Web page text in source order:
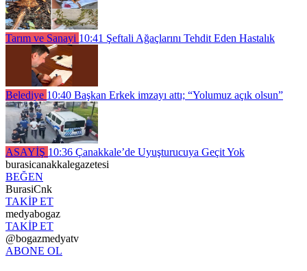
Tarım ve Sanayi 10:41 Şeftali Ağaçlarını Tehdit Eden Hastalık
Belediye 10:40 Başkan Erkek imzayı attı; “Yolumuz açık olsun”
ASAYİŞ 10:36 Çanakkale’de Uyuşturucuya Geçit Yok
burasicanakkalegazetesi
BEĞEN
BurasiCnk
TAKİP ET
medyabogaz
TAKİP ET
@bogazmedyatv
ABONE OL